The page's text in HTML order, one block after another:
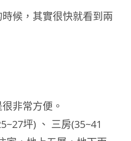
候，其實很快就看到兩
非常方便。
坪) 、 三房(35~41